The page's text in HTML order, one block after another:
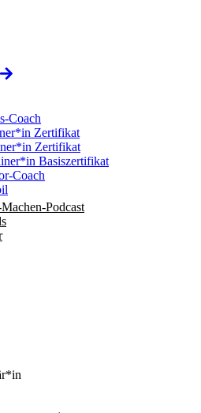
Coach
Zertifikat
Zertifikat
Basiszertifikat
Coach
Podcast